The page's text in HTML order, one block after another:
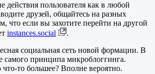
действия пользователя как в любой
друзей, общайтесь на разных
что если вы захотите перейти на другой
instances.social
.
социальная сеть новой формации. В
самого принципа микроблоггинга.
то большее? Вполне вероятно.